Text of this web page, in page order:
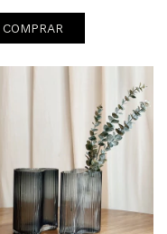
COMPRAR